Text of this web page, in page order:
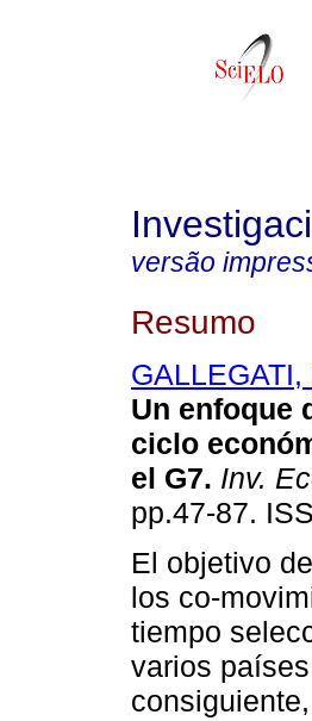
versão
Resumo
GALLEGATI,
Un enfoque
ciclo
el G7. Inv.
pp.47-87.
El objetivo
los co-
tiempo
varios